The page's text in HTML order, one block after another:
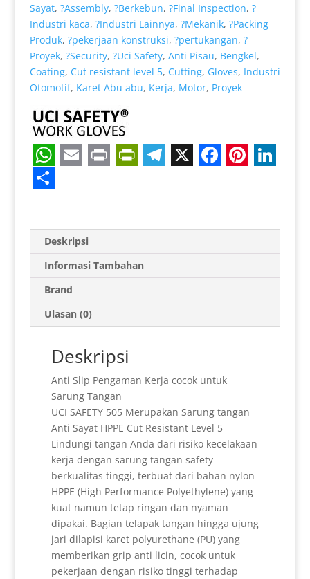
untuk
Tangan
Sayat, ?Assembly, ?Berkebun, ?Final Inspection, ?
Industri kaca, ?Industri Lainnya, ?Mekanik, ?Packing
Produk, ?pekerjaan konstruksi, ?pertukangan, ?
Proyek, ?Security, ?Uci Safety, Anti Pisau, Bengkel,
Coating, Cut resistant level 5, Cutting, Gloves, Industri
Otomotif, Karet Abu abu, Kerja, Motor, Proyek
W
h
a
A
p
p
a
i
l
i
n
t
i
t
F
r
i
e
n
d
l
y
l
g
r
a
m
c
o
o
k
n
r
e
s
n
d
I
n
h
e
Deskripsi
Informasi Tambahan
Brand
Ulasan (0)
Deskripsi
Anti Slip Pengaman Kerja cocok untuk
Sarung Tangan
UCI SAFETY 505 Merupakan Sarung tangan
Anti Sayat HPPE Cut Resistant Level 5
Lindungi tangan Anda dari risiko kecelakaan
kerja dengan sarung tangan safety
berkualitas tinggi, terbuat dari bahan nylon
HPPE (High Performance Polyethylene) yang
kuat namun tetap ringan dan nyaman
dipakai. Bagian telapak tangan hingga ujung
jari dilapisi karet polyurethane (PU) yang
memberikan grip anti licin, cocok untuk
pekerjaan dengan risiko tinggi terhadap